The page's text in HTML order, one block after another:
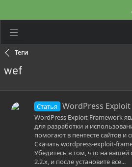
Теги
wef
Статья WordPress
WordPress Exploit Framework
для разработки и
помогают в пентесте сайтов и
Скачать wordpress-exploit-
Убедитесь в том, что на вашей
2.2.x, и после установите все...